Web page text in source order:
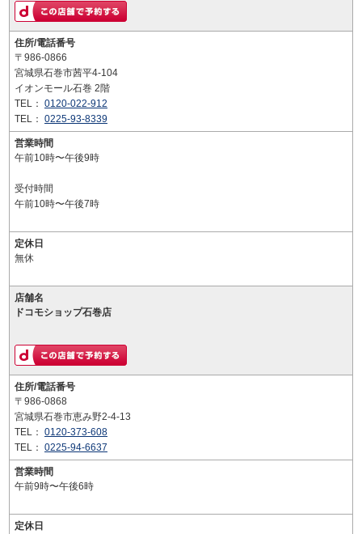
住所/電話番号
〒986-0866
宮城県石巻市茜平4-104
イオンモール石巻 2階
TEL： 0120-022-912
TEL： 0225-93-8339
営業時間
午前10時〜午後9時
受付時間
午前10時〜午後7時
定休日
無休
店舗名
ドコモショップ石巻店
住所/電話番号
〒986-0868
宮城県石巻市恵み野2-4-13
TEL： 0120-373-608
TEL： 0225-94-6637
営業時間
午前9時〜午後6時
定休日